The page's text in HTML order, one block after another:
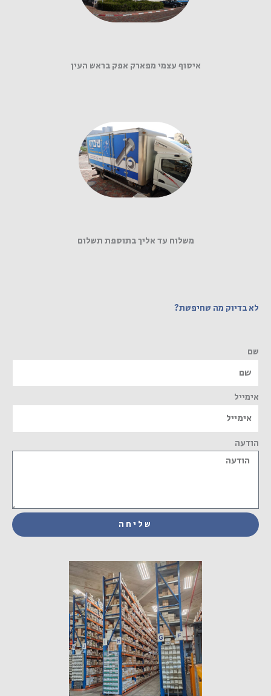
איסוף עצמי מפארק אפק בראש העין
משלוח עד אליך בתוספת תשלום
לא בדיוק מה שחיפשת?
שם
אימייל
הודעה
שליחה